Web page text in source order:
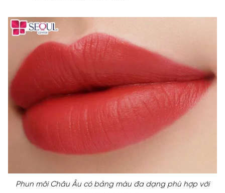
Phun môi Châu Âu có bảng màu đa dạng phù hợp với